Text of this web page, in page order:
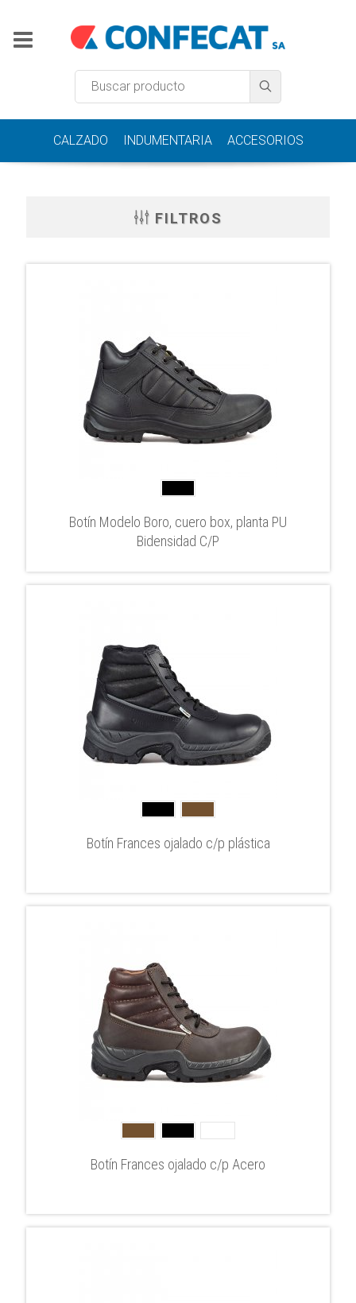
CALZADO INDUMENTARIA ACCESORIOS
FILTROS
Botín Modelo Boro, cuero box, planta PU
Bidensidad C/P
Botín Frances ojalado c/p plástica
Botín Frances ojalado c/p Acero